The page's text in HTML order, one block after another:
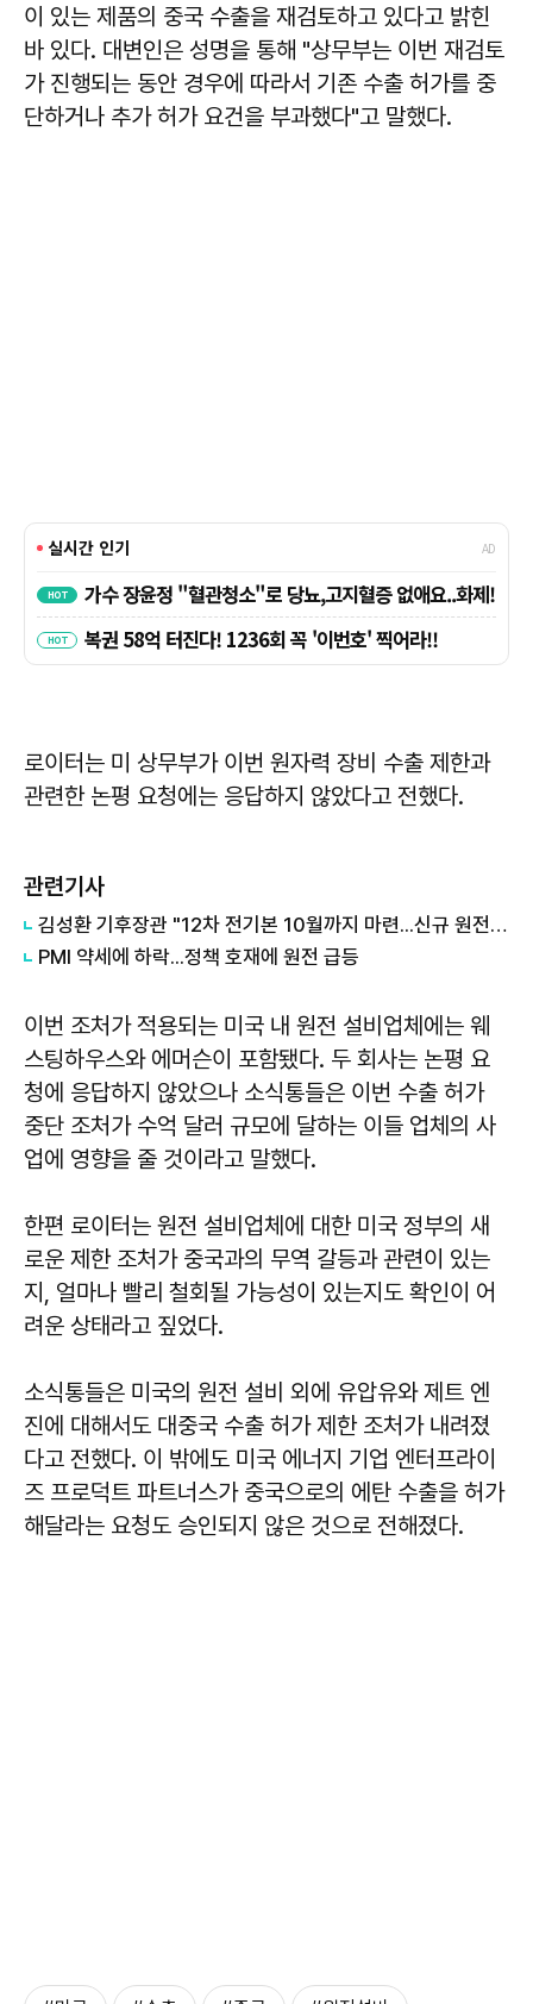
이 있는 제품의 중국 수출을 재검토하고 있다고 밝힌
바 있다. 대변인은 성명을 통해 "상무부는 이번 재검토
가 진행되는 동안 경우에 따라서 기존 수출 허가를 중
단하거나 추가 허가 요건을 부과했다"고 말했다.
로이터는 미 상무부가 이번 원자력 장비 수출 제한과
관련한 논평 요청에는 응답하지 않았다고 전했다.
관련기사
김성환 기후장관 "12차 전기본 10월까지 마련...신규 원전은 의견 수렴"
PMI 약세에 하락...정책 호재에 원전 급등
이번 조처가 적용되는 미국 내 원전 설비업체에는 웨
스팅하우스와 에머슨이 포함됐다. 두 회사는 논평 요
청에 응답하지 않았으나 소식통들은 이번 수출 허가
중단 조처가 수억 달러 규모에 달하는 이들 업체의 사
업에 영향을 줄 것이라고 말했다.
한편 로이터는 원전 설비업체에 대한 미국 정부의 새
로운 제한 조처가 중국과의 무역 갈등과 관련이 있는
지, 얼마나 빨리 철회될 가능성이 있는지도 확인이 어
려운 상태라고 짚었다.
소식통들은 미국의 원전 설비 외에 유압유와 제트 엔
진에 대해서도 대중국 수출 허가 제한 조처가 내려졌
다고 전했다. 이 밖에도 미국 에너지 기업 엔터프라이
즈 프로덕트 파트너스가 중국으로의 에탄 수출을 허가
해달라는 요청도 승인되지 않은 것으로 전해졌다.